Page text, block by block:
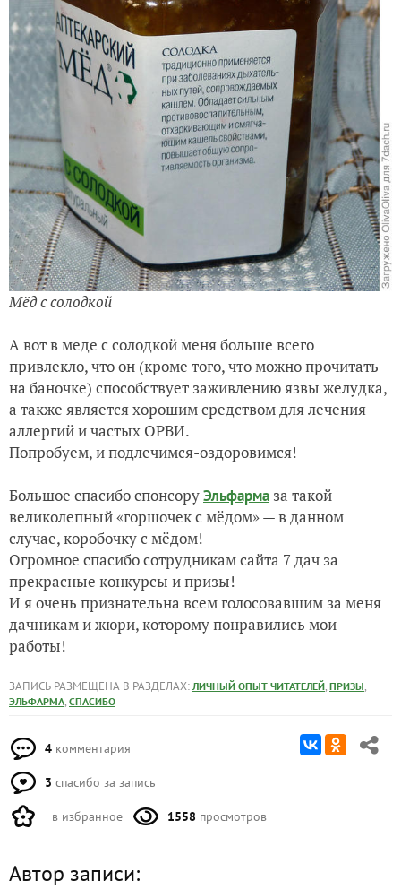
Мёд с солодкой
А вот в меде с солодкой меня больше всего
привлекло, что он (кроме того, что можно прочитать
на баночке) способствует заживлению язвы желудка,
а также является хорошим средством для лечения
аллергий и частых ОРВИ.
Попробуем, и подлечимся-оздоровимся!
Большое спасибо спонсоруЭльфарма за такой
великолепный «горшочек с мёдом» — в данном
случае, коробочку с мёдом!
Огромное спасибо сотрудникам сайта 7 дач за
прекрасные конкурсы и призы!
И я очень признательна всем голосовавшим за меня
дачникам и жюри, которому понравились мои
работы!
ЗАПИСЬ РАЗМЕЩЕНА В РАЗДЕЛАХ: ЛИЧНЫЙ ОПЫТ ЧИТАТЕЛЕЙ, ПРИЗЫ,
ЭЛЬФАРМА, СПАСИБО
4 комментария
3 спасибо за запись
в избранное 1558 просмотров
Автор записи: